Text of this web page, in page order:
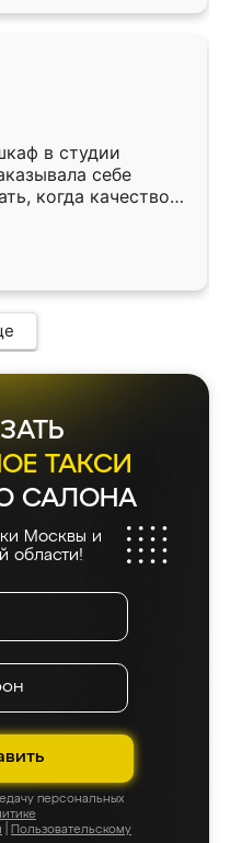
в студии
себе
когда качеством
кухня уже почти
ТАКСИ
САЛОНА
Москвы и
области!
персональных
Пользовательскому